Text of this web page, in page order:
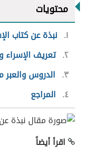
محتويات
١ نبذة عن كتاب
٢ تعريف الإسراء
٣
الدروس والعبر
٤
المراجع
اقرأ أيضاً